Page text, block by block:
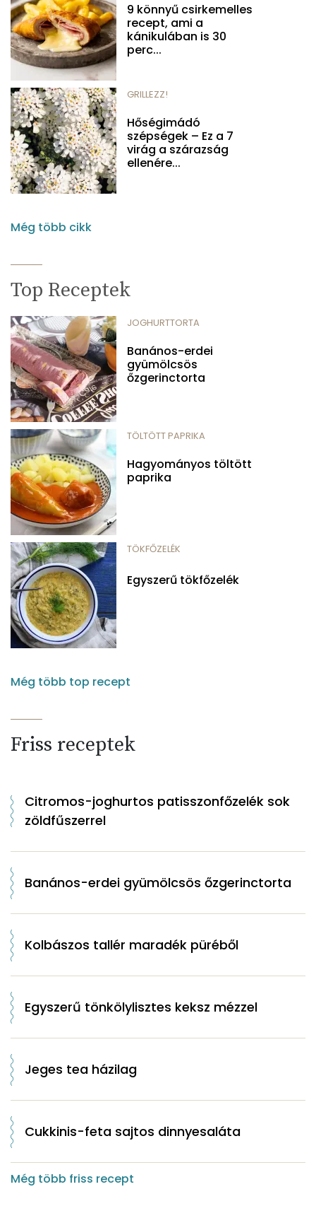
9 könnyű csirkemelles
recept, ami a
kánikulában is 30
perc...
GRILLEZZ!
Hőségimádó
szépségek – Ez a 7
virág a szárazság
ellenére...
Még több cikk
Top Receptek
JOGHURTTORTA
Banános-erdei
gyümölcsös
őzgerinctorta
TÖLTÖTT PAPRIKA
Hagyományos töltött
paprika
TÖKFŐZELÉK
Egyszerű tökfőzelék
Még több top recept
Friss receptek
Citromos-joghurtos patisszonfőzelék sok
zöldfűszerrel
Banános-erdei gyümölcsös őzgerinctorta
Kolbászos tallér maradék püréből
Egyszerű tönkölylisztes keksz mézzel
Jeges tea házilag
Cukkinis-feta sajtos dinnyesaláta
Még több friss recept